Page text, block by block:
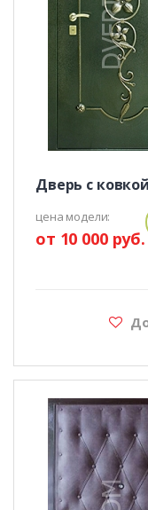
Дверь с
цена модели:
от 10 000 руб.